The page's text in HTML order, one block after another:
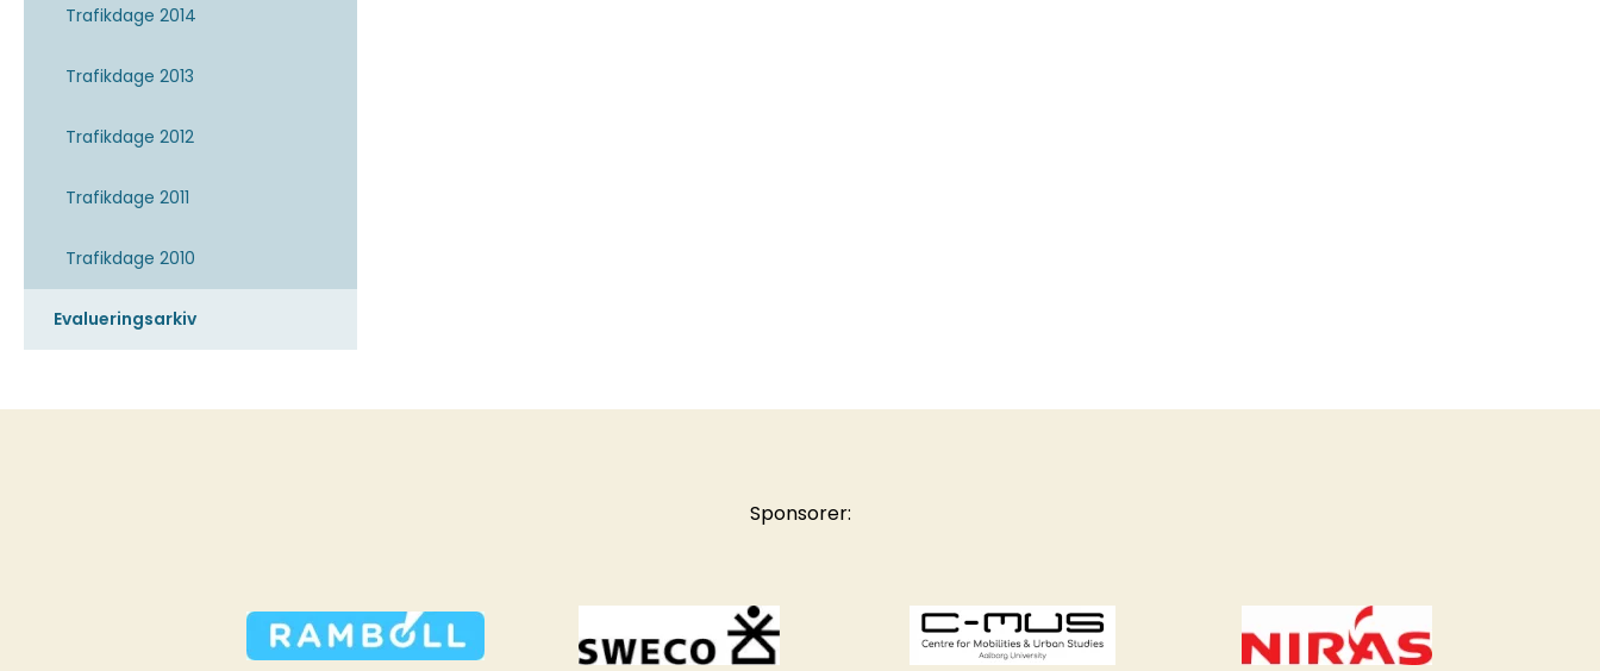
Trafikdage 2014
Trafikdage 2013
Trafikdage 2012
Trafikdage 2011
Trafikdage 2010
Evalueringsarkiv
Sponsorer: